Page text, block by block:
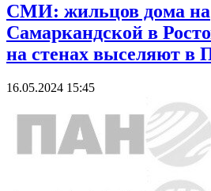
СМИ: жильцов дома на
Самаркандской в
на стенах выселяют в
16.05.2024 15:45